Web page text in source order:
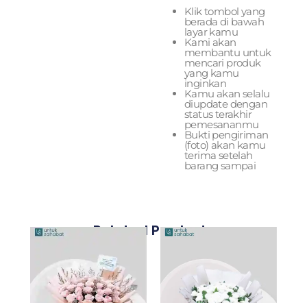
Klik tombol yang
berada di bawah
layar kamu
Kami akan
membantu untuk
mencari produk
yang kamu
inginkan
Kamu akan selalu
diupdate dengan
status terakhir
pemesananmu
Bukti pengiriman
(foto) akan kamu
terima setelah
barang sampai
Related Products